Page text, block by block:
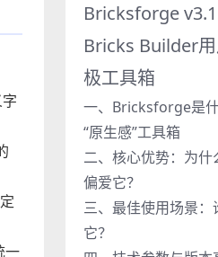
一
Bricksforge
Bricks Builder
极工具箱
一、Bricksforge是
“原生感”工具箱
二、核心优势：为什
偏爱它？
三、最佳使用场景：
它？